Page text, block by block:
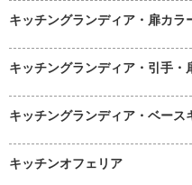
キッチングランディア・扉カラ
キッチングランディア・引手・
キッチングランディア・ベース
キッチンオフェリア